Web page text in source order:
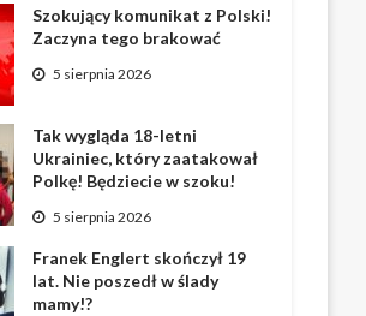
Szokujący komunikat z Polski!
Zaczyna tego brakować
5 sierpnia 2026
Tak wygląda 18-letni
Ukrainiec, który zaatakował
Polkę! Będziecie w szoku!
5 sierpnia 2026
Franek Englert skończył 19
lat. Nie poszedł w ślady
mamy!?